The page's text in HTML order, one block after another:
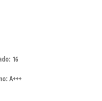
16
A+++